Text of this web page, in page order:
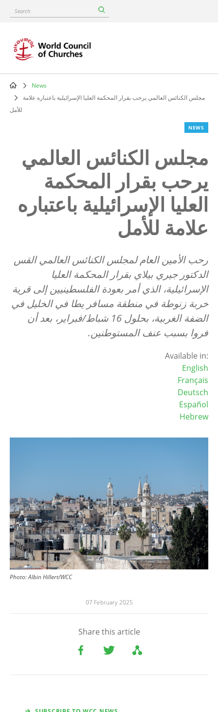
content
Search
Breadcrumb
News
للأمل
NEWS
مجلس الكنائس العالمي
يرحب بقرار المحكمة
العليا الإسرائيلية باعتباره
علامة للأمل
رحب الأمين العام لمجلس الكنائس العالمي القس
الدكتور جيري بيلاي بقرار المحكمة العليا
الإسرائيلية، الذي أمر بعودة الفلسطينيين إلى قرية
خربة زنوطة في منطقة مسافر يطا في الخليل في
الضفة الغربية، بحلول 16 شباط/فبراير، بعد أن
فروا بسبب عنف المستوطنين.
Available in:
English
Français
Deutsch
Español
Hebrew
Photo:Albin Hillert/WCC
07 February 2025
Share this article